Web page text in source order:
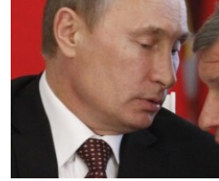
СОВЕТЫ ПРАВОЗАЩИТНИКОВ
ПРОПАВШИЕ БЕЗ ВЕСТИ
ПОБЕДИТЕЛЕЙ НЕ СУДЯТ?
КРЫМ.НЕПОКОРЕННЫЙ
ELIFBE
УКРАИНСКАЯ ПРОБЛЕМА КРЫМА
Qırımtatar
ПРИСОЕДИНЯЙТЕСЬ!